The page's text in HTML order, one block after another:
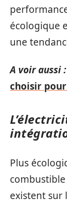
écologique
une
A voir aussi :
choisir pour
Plus
existent sur